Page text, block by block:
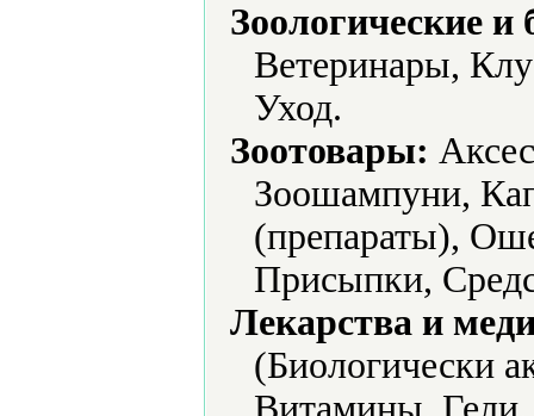
Зоологические и
Ветеринары,
Уход.
Зоотовары:
Зоошампуни,
(препараты),
Присыпки,
Лекарства и
(Биологически